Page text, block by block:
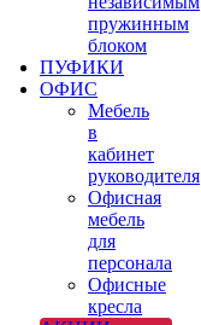
пружинным
блоком
ПУФИКИ
ОФИС
Мебель
в
кабинет
руководителя
Офисная
мебель
для
персонала
Офисные
кресла